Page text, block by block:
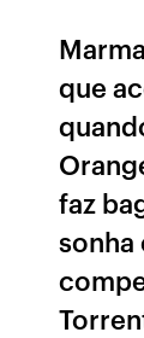
que
faz
sonha